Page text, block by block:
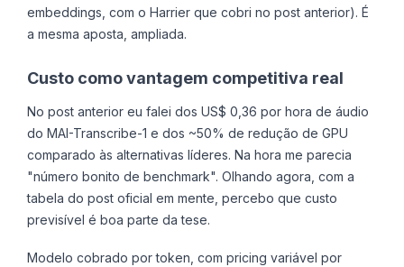
embeddings, com o Harrier que cobri no post anterior). É
a mesma aposta, ampliada.
Custo como vantagem competitiva real
No post anterior eu falei dos US$ 0,36 por hora de áudio
do MAI-Transcribe-1 e dos ~50% de redução de GPU
comparado às alternativas líderes. Na hora me parecia
"número bonito de benchmark". Olhando agora, com a
tabela do post oficial em mente, percebo que custo
previsível é boa parte da tese.
Modelo cobrado por token, com pricing variável por